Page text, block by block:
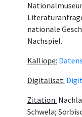
nationale
Nachspiel.
Kalliope:
Digitalisat:
Zitation:
Schwela;